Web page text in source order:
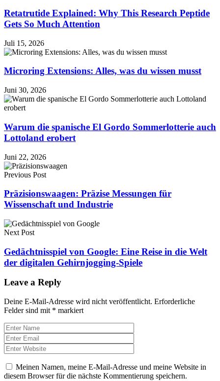
Retatrutide Explained: Why This Research Peptide
Gets So Much Attention
Juli 15, 2026
Microring Extensions: Alles, was du wissen musst
Juni 30, 2026
Warum die spanische El Gordo Sommerlotterie auch
Lottoland erobert
Juni 22, 2026
Previous Post
Präzisionswaagen: Präzise Messungen für
Wissenschaft und Industrie
Next Post
Gedächtnisspiel von Google: Eine Reise in die Welt
der digitalen Gehirnjogging-Spiele
Leave a Reply
Deine E-Mail-Adresse wird nicht veröffentlicht. Erforderliche
Felder sind mit * markiert
Meinen Namen, meine E-Mail-Adresse und meine Website in
diesem Browser für die nächste Kommentierung speichern.